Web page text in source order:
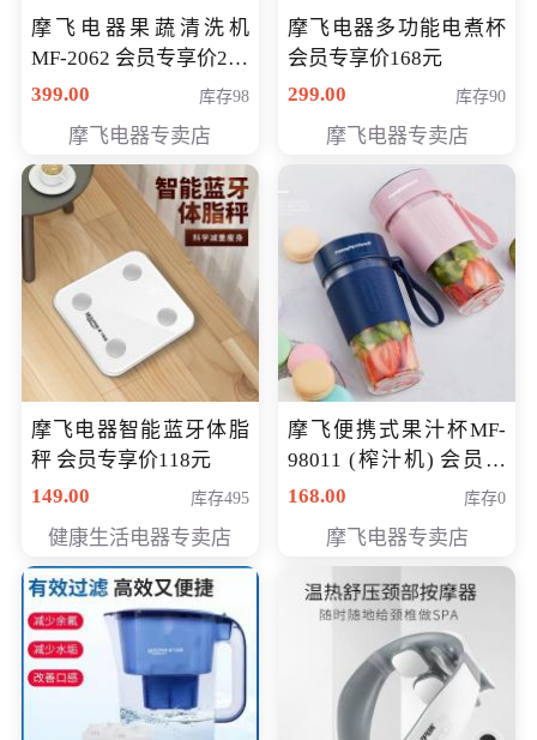
摩飞电器果蔬清洗机
MF-2062 会员专享价268
元
399.00 库存98
摩飞电器专卖店
摩飞电器多功能电煮杯
会员专享价168元
299.00
库存90
摩飞电器专卖店
摩飞电器智能蓝牙体脂
秤 会员专享价118元
149.00
库存495
健康生活电器专卖店
摩飞便携式果汁杯MF-
98011 (榨汁机) 会员专
享价138元
168.00 库存0
摩飞电器专卖店